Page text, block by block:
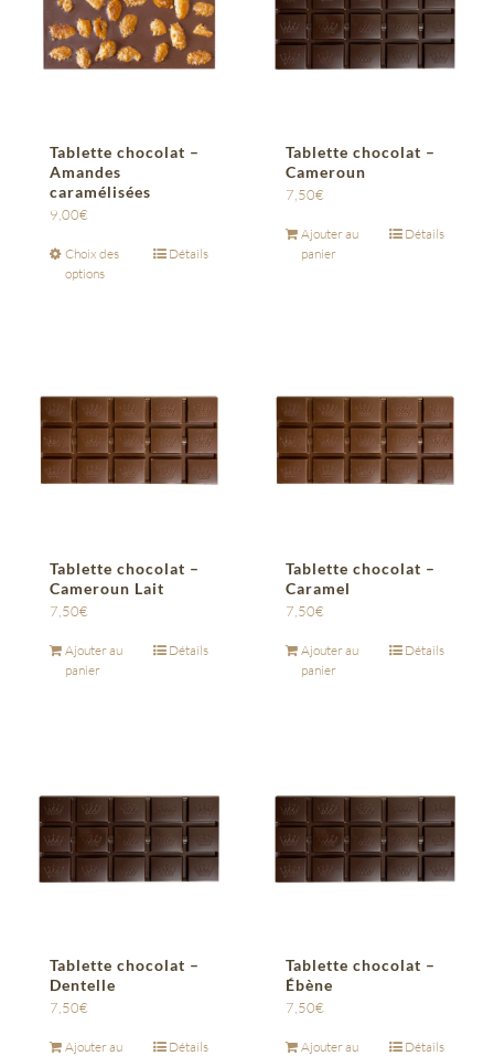
Tablette chocolat –
Amandes
caramélisées
9,00€
Choix des
options
Détails
Tablette chocolat –
Cameroun
7,50€
Ajouter au
panier
Détails
Tablette chocolat –
Cameroun Lait
7,50€
Ajouter au
panier
Détails
Tablette chocolat –
Caramel
7,50€
Ajouter au
panier
Détails
Tablette chocolat –
Dentelle
7,50€
Ajouter au
Détails
Tablette chocolat –
Ébène
7,50€
Ajouter au
Détails